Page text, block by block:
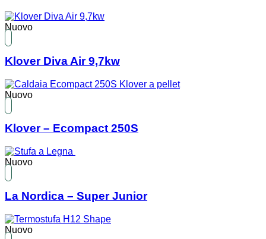
Nuovo
Klover Diva Air 9,7kw
Nuovo
Klover – Ecompact 250S
Nuovo
La Nordica – Super Junior
Nuovo